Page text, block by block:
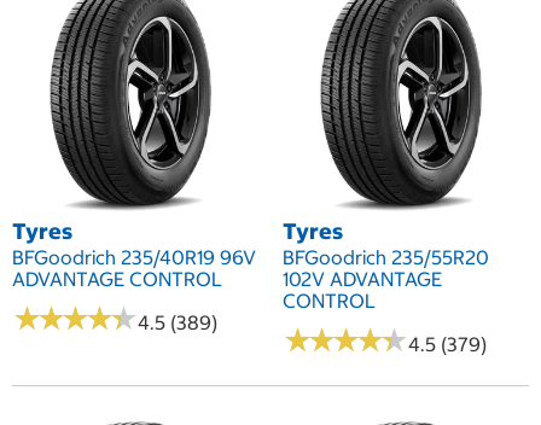
Tyres
BFGoodrich 235/40R19 96V
ADVANTAGE CONTROL
★★★★★
★★★★★4.5 (389)
Tyres
BFGoodrich 235/55R20
102V ADVANTAGE
CONTROL
★★★★★
★★★★★4.5 (379)